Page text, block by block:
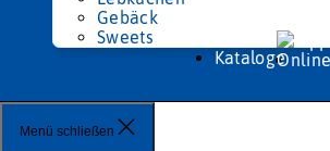
Gebäck
Sweets
Kataloge
Menü schließen